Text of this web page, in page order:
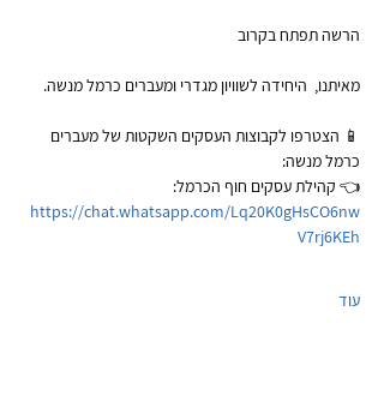
הרשה תפתח בקרוב
מאיתנו,  היחידה לשוויון מגדרי ומעברים כרמל מנשה.
📱 הצטרפו לקבוצות העסקים השקטות של מעברים
כרמל מנשה:
👈 קהילת עסקים חוף הכרמל:
https://chat.whatsapp.com/Lq20K0gHsCO6nw
V7rj6KEh
עוד